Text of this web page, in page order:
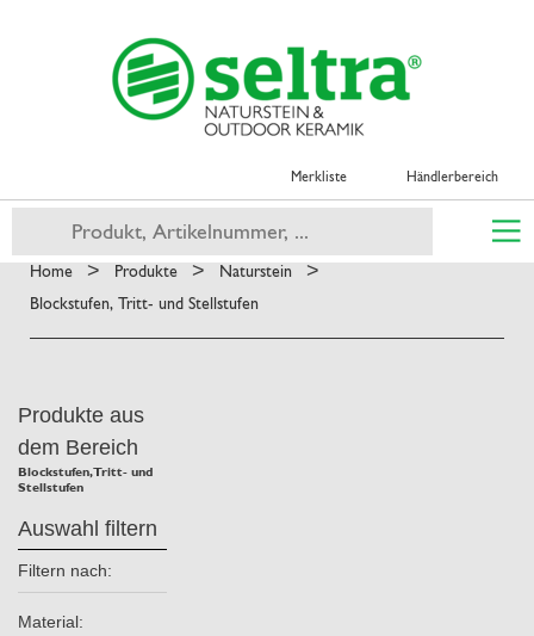
Merkliste Händlerbereich
Home > Produkte > Naturstein >
Blockstufen, Tritt- und Stellstufen
Produkte aus
dem Bereich
Blockstufen, Tritt- und
Stellstufen
Auswahl filtern
Filtern nach:
Material: